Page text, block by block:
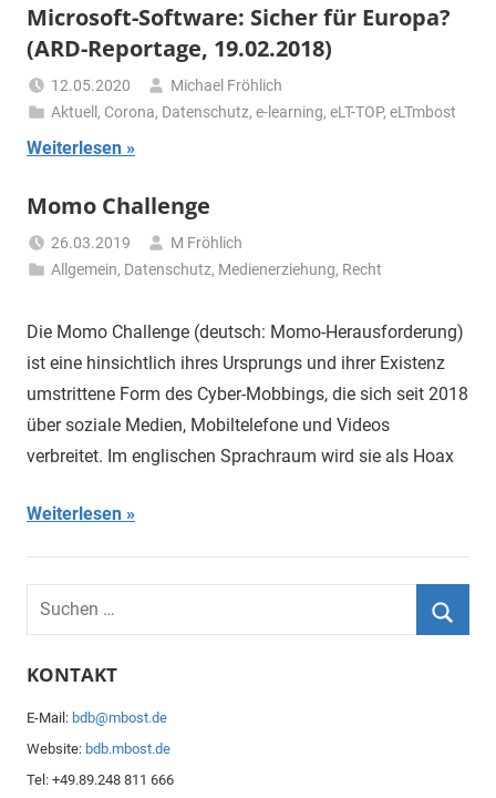
Microsoft-Software: Sicher für Europa?
(ARD-Reportage, 19.02.2018)
12.05.2020
Michael Fröhlich
Aktuell , Corona, Datenschutz,e-learning,eLT-TOP,eLTmbost
Weiterlesen
Momo Challenge
26.03.2019
M Fröhlich
Allgemein, Datenschutz, Medienerziehung, Recht
Die Momo Challenge (deutsch: Momo-Herausforderung)
ist eine hinsichtlich ihres Ursprungs und ihrer Existenz
umstrittene Form des Cyber-Mobbings, die sich seit 2018
über soziale Medien, Mobiltelefone und Videos
verbreitet. Im englischen Sprachraum wird sie als Hoax
Weiterlesen
u
e
n
n
KONTAKT
E-Mail: bdb@mbost.de
Website: bdb.mbost.de
Tel: +49.89.248 811 666